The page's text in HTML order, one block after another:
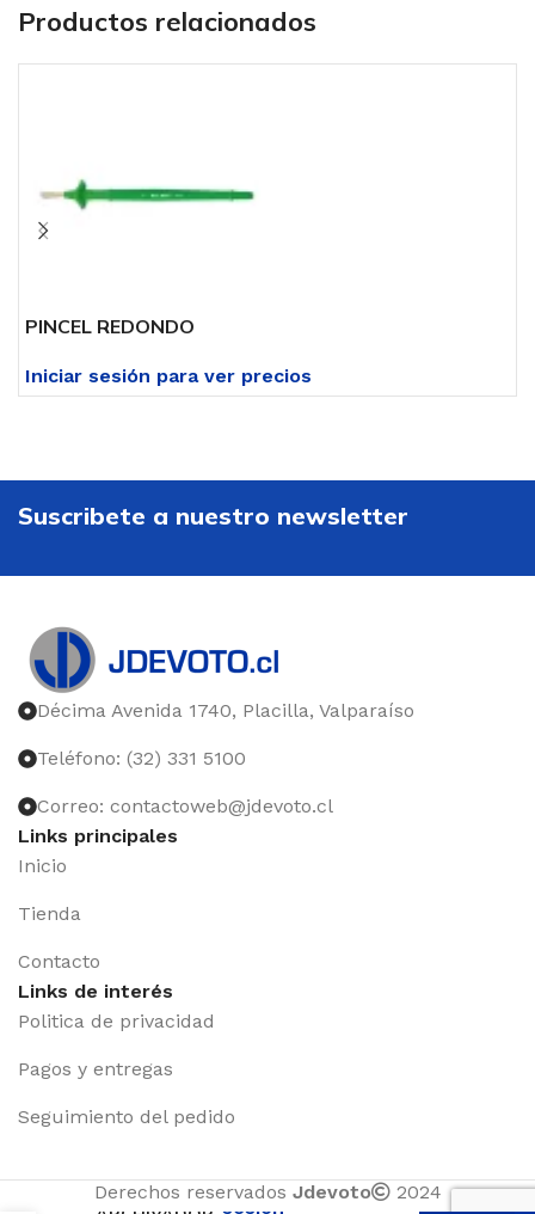
Productos relacionados
PINCEL REDONDO
Iniciar sesión para ver precios
Suscribete a nuestro newsletter
Décima Avenida 1740, Placilla, Valparaíso
Teléfono: (32) 331 5100
Correo: contactoweb@jdevoto.cl
Links principales
Inicio
Tienda
Contacto
Links de interés
Politica de privacidad
Pagos y entregas
Seguimiento del pedido
Derechos reservados Jdevoto 2024
Iniciar
sesión